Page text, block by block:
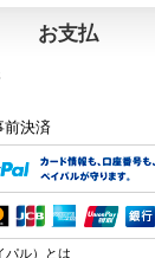
お支払
前決済
パル）とは